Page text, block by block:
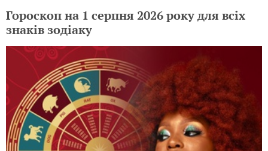
Гороскоп на 1 серпня 2026 року для всіх
знаків зодіаку